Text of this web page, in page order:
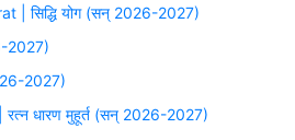
| सिद्धि योग (सन् 2026-2027)
2027)
2027)
धारण मुहूर्त (सन् 2026-2027)